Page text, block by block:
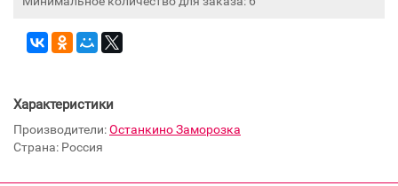
Характеристики
Производители:Останкино Заморозка
Страна: Россия